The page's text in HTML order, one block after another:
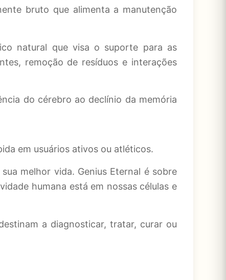
bruto que alimenta a manutenção
natural que visa o suporte para as
remoção de resíduos e interações
do cérebro ao declínio da memória
em usuários ativos ou atléticos.
melhor vida. Genius Eternal é sobre
humana está em nossas células e
a diagnosticar, tratar, curar ou